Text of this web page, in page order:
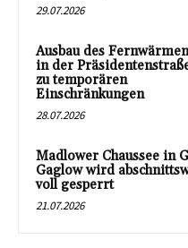
29.07.2026
Ausbau des
in der
zu temporären
Einschränkungen
28.07.2026
Madlower Chaussee in
Gaglow wird
voll gesperrt
21.07.2026